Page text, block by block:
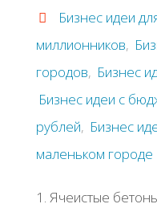
Бизнес идеи
миллионников,
городов, Бизнес
Бизнес идеи с
рублей, Бизнес
маленьком городе
1. Ячеистые